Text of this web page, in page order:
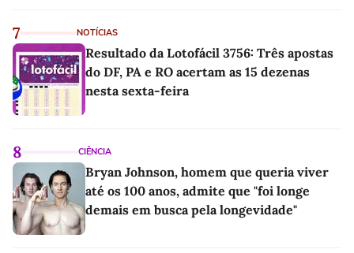
7 NOTÍCIAS
Resultado da Lotofácil 3756: Três apostas
do DF, PA e RO acertam as 15 dezenas
nesta sexta-feira
8 CIÊNCIA
Bryan Johnson, homem que queria viver
até os 100 anos, admite que "foi longe
demais em busca pela longevidade"